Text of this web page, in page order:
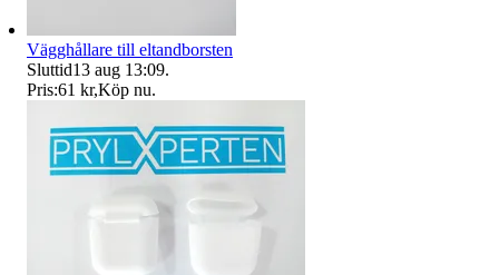
Vägghållare till eltandborsten
Sluttid13 aug 13:09.
Pris:61 kr,Köp nu.